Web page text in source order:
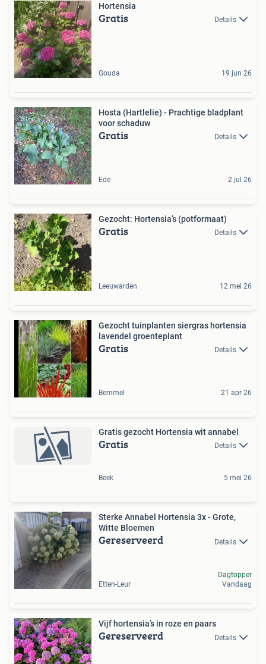
Hortensia
Gratis Details
Gouda 19 jun 26
Hosta (Hartlelie) - Prachtige bladplant
voor schaduw
Gratis Details
Ede 2 jul 26
Gezocht: Hortensia’s (potformaat)
Gratis Details
Leeuwarden 12 mei 26
Gezocht tuinplanten siergras hortensia
lavendel groenteplant
Gratis Details
Bemmel 21 apr 26
Gratis gezocht Hortensia wit annabel
Gratis Details
Beek 5 mei 26
Sterke Annabel Hortensia 3x - Grote,
Witte Bloemen
Gereserveerd Details
Etten-Leur
Dagtopper
Vandaag
Vijf hortensia’s in roze en paars
Gereserveerd Details